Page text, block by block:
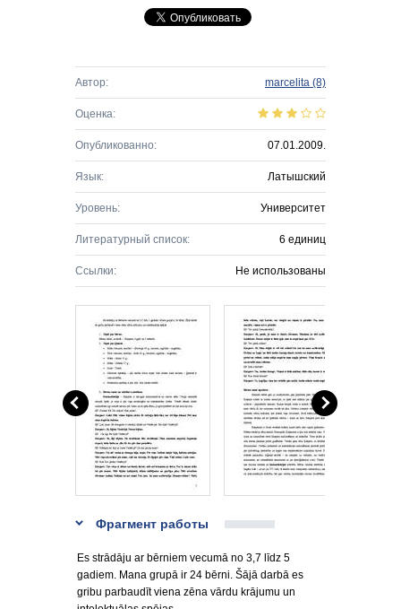
Автор: marcelita (8)
Оценка:
Опубликованно: 07.01.2009.
Язык: Латышский
Уровень: Университет
Литературный список: 6 единиц
Ссылки: Не использованы
Фрагмент работы
Es strādāju ar bērniem vecumā no 3,7 līdz 5
gadiem. Mana grupā ir 24 bērni. Šājā darbā es
gribu parbaudīt viena zēna vārdu krājumu un